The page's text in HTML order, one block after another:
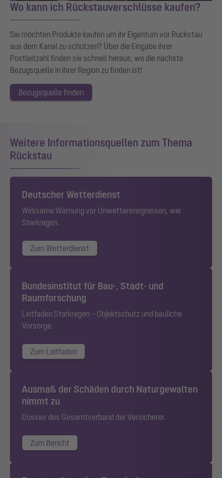
Wo kann ich Rückstauverschlüsse kaufen?
Sie möchten Produkte kaufen um ihr Eigentum vor Rückstau
aus dem Kanal zu schützen? Über die Eingabe ihrer
Postleitzahl finden sie schnell heraus, wo die nächste
Bezugsquelle in ihrer Region zu finden ist!
Bezugsquelle finden
Weitere Informationsquellen zum Thema
Rückstau
Deutscher Wetterdienst
Wirksame Warnung vor Unwetterereignissen, wie
Starkregen.
Zum Wetterdienst
Bundesinstitut für Bau-, Stadt- und
Raumforschung
Leitfaden Starkregen – Objektschutz und bauliche
Vorsorge.
Zum Leitfaden
Ausmaß der Schäden durch Naturgewalten
nimmt zu
Dossier des Gesamtverband der Versicherer.
Zum Bericht